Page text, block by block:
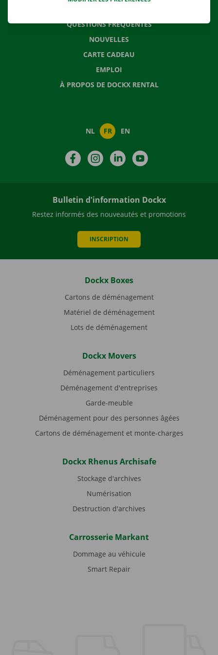
QUESTIONS FRÉQUENTES
NOUVELLES
CARTE CADEAU
EMPLOI
À PROPOS DE DOCKX RENTAL
NL FR EN
FacebookInstagramLinkedIn
Bulletin d'information Dockx
Restez informés des nouveautés et promotions
INSCRIPTION
Dockx Boxes
Cartons de déménagement
Matériel de déménagement
Lots de déménagement
Dockx Movers
Déménagement particuliers
Déménagement d'entreprises
Garde-meuble
Déménagement pour des personnes âgées
Cartons de déménagement et monte-charges
Dockx Rhenus Archisafe
Stockage d'archives
Numérisation
Destruction d'archives
Carrosserie Markant
Dommage au véhicule
Smart Repair